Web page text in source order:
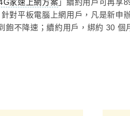
家速上網方案 」續約用戶可再享
針對平板電腦上網用戶， 凡是新申
飽不降速 ；續約用戶，綁約 30 個